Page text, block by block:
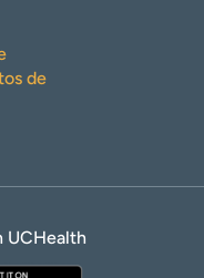
de
UCHealth